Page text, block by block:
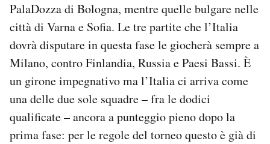
Regala il Post
Hai bisogno di aiuto?
Esci
PalaDozza di Bologna, mentre quelle bulgare nelle
città di Varna e Sofia. Le tre partite che l’Italia
dovrà disputare in questa fase le giocherà sempre a
Milano, contro Finlandia, Russia e Paesi Bassi. È
un girone impegnativo ma l’Italia ci arriva come
una delle due sole squadre – fra le dodici
qualificate – ancora a punteggio pieno dopo la
prima fase: per le regole del torneo questo è già di